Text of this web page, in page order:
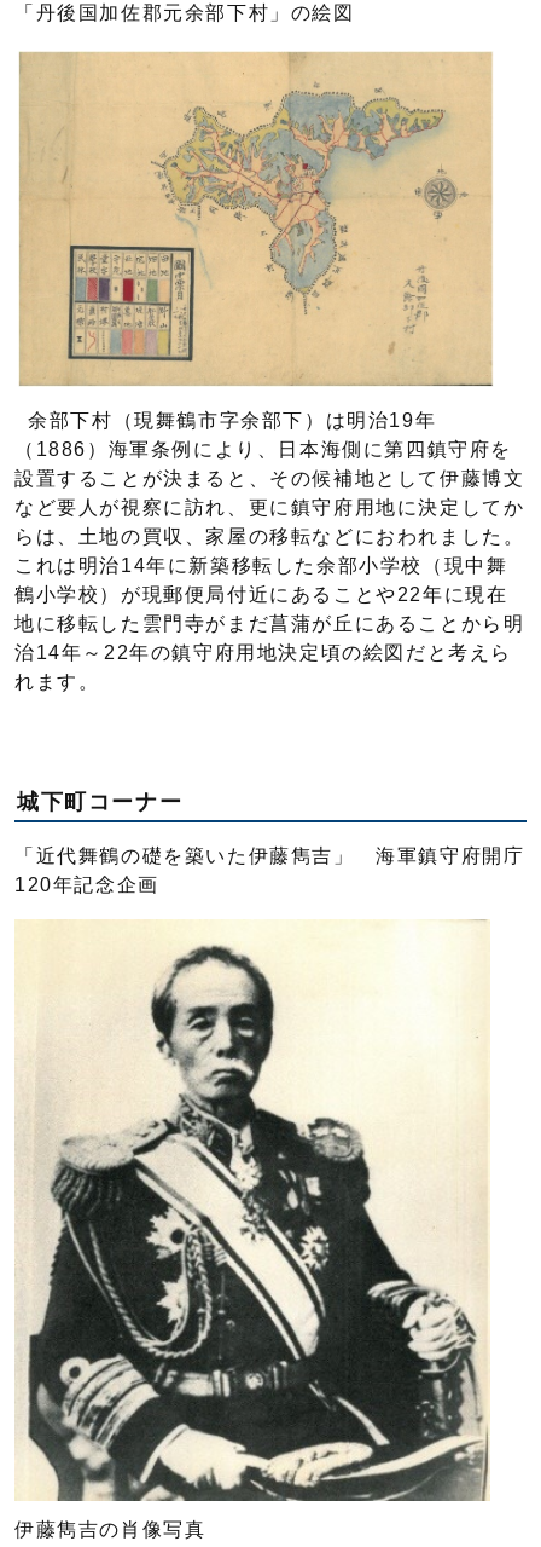
「丹後国加佐郡元余部下村」の絵図
余部下村（現舞鶴市字余部下）は明治19年
（1886）海軍条例により、日本海側に第四鎮守府を
設置することが決まると、その候補地として伊藤博文
など要人が視察に訪れ、更に鎮守府用地に決定してか
らは、土地の買収、家屋の移転などにおわれました。
これは明治14年に新築移転した余部小学校（現中舞
鶴小学校）が現郵便局付近にあることや22年に現在
地に移転した雲門寺がまだ菖蒲が丘にあることから明
治14年～22年の鎮守府用地決定頃の絵図だと考えら
れます。
城下町コーナー
「近代舞鶴の礎を築いた伊藤雋吉」 海軍鎮守府開庁
120年記念企画
伊藤雋吉の肖像写真